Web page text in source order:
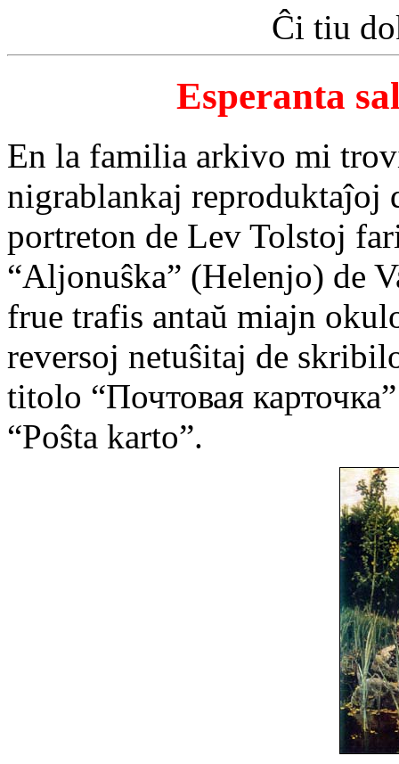
Ĉi tiu
Esperanta
En la familia arkivo mi
nigrablankaj reproduktaĵoj
portreton de Lev Tolstoj
“Aljonuŝka” (Helenjo) de
frue trafis antaŭ miajn
reversoj netuŝitaj de
titolo “Почтовая
“Poŝta karto”.